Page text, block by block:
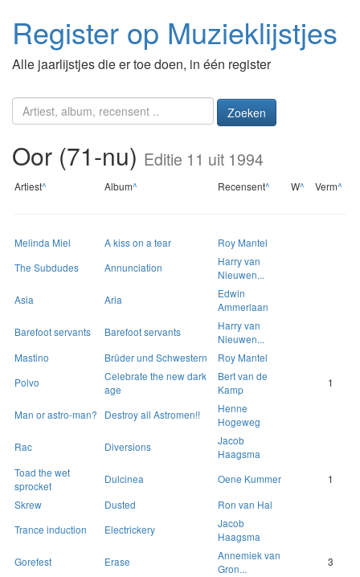
Register op Muzieklijstjes
Alle jaarlijstjes die er toe doen, in één register
Zoeken
Oor (71-nu) Editie 11 uit 1994
Artiest^ Album^ Recensent^ W^ Verm^
Melinda Miel A kiss on a tear
Roy Mantel
The Subdudes
Annunciation
Harry van
Nieuwen...
Asia
Aria
Edwin
Ammerlaan
Barefoot servants
Barefoot servants
Harry van
Nieuwen...
Mastino
Brüder und Schwestern
Roy Mantel
Polvo
Celebrate the new dark
age
Bert van de
Kamp
1
Man or astro-man? Destroy all Astromen!!
Henne
Hogeweg
Rac
Diversions
Jacob
Haagsma
Toad the wet
sprocket
Dulcinea Oene Kummer
1
Skrew
Dusted
Ron van Hal
Trance induction
Electrickery
Jacob
Haagsma
Gorefest
Erase
Annemiek van
Gron...
3